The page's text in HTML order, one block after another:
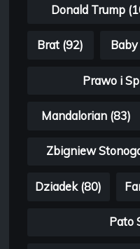
Donald Trump
Brat (92) Baby
Prawo i
Mandalorian (83)
Zbigniew
Dziadek (80)
Pato